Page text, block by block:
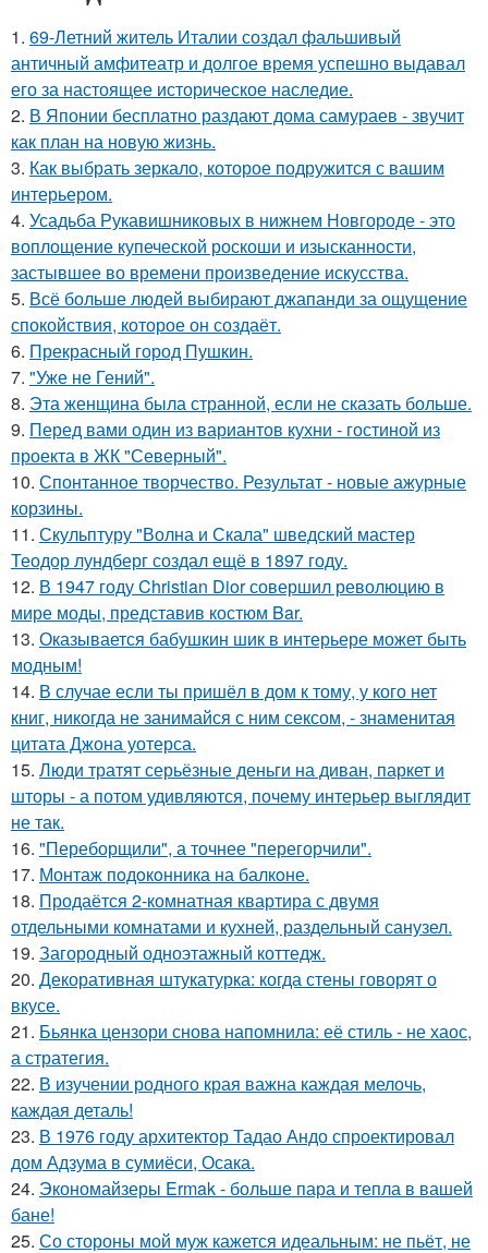
1. 69-Летний житель Италии создал фальшивый
античный амфитеатр и долгое время успешно выдавал
его за настоящее историческое наследие.
2. В Японии бесплатно раздают дома самураев - звучит
как план на новую жизнь.
3. Как выбрать зеркало, которое подружится с вашим
интерьером.
4. Усадьба Рукавишниковых в нижнем Новгороде - это
воплощение купеческой роскоши и изысканности,
застывшее во времени произведение искусства.
5. Всё больше людей выбирают джапанди за ощущение
спокойствия, которое он создаёт.
6. Прекрасный город Пушкин.
7. "Уже не Гений".
8. Эта женщина была странной, если не сказать больше.
9. Перед вами один из вариантов кухни - гостиной из
проекта в ЖК "Северный".
10. Спонтанное творчество. Результат - новые ажурные
корзины.
11. Скульптуру "Волна и Скала" шведский мастер
Теодор лундберг создал ещё в 1897 году.
12. В 1947 году Christian Dior совершил революцию в
мире моды, представив костюм Bar.
13. Оказывается бабушкин шик в интерьере может быть
модным!
14. В случае если ты пришёл в дом к тому, у кого нет
книг, никогда не занимайся с ним сексом, - знаменитая
цитата Джона уотерса.
15. Люди тратят серьёзные деньги на диван, паркет и
шторы - а потом удивляются, почему интерьер выглядит
не так.
16. "Переборщили", а точнее "перегорчили".
17. Монтаж пoдoкoнника на балкoне.
18. Продаётся 2-комнатная квартира с двумя
отдельными комнатами и кухней, раздельный санузел.
19. Загородный одноэтажный коттедж.
20. Декоративная штукатурка: когда стены говорят о
вкусе.
21. Бьянка цензори снова напомнила: её стиль - не хаос,
а стратегия.
22. В изучении родного края важна каждая мелочь,
каждая деталь!
23. В 1976 году архитектор Тадао Андо спроектировал
дом Адзума в сумиёси, Осака.
24. Экономайзеры Ermak - больше пара и тепла в вашей
бане!
25. Со стороны мой муж кажется идеальным: не пьёт, не